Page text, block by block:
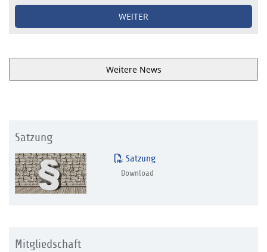
WEITER
Weitere News
Satzung
Satzung
Download
Mitgliedschaft